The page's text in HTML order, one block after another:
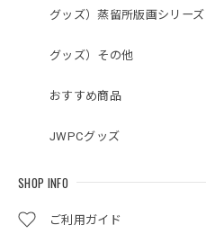
グッズ）蒸留所版画シリーズ
グッズ）その他
おすすめ商品
JWPCグッズ
SHOP INFO
ご利用ガイド